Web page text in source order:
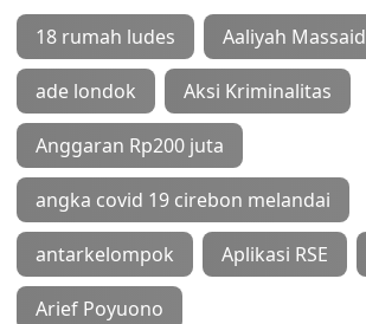
18 rumah ludes Aaliyah Massaid
ade londok Aksi Kriminalitas
Anggaran Rp200 juta
angka covid 19 cirebon melandai
antarkelompok Aplikasi RSE
Arief Poyuono